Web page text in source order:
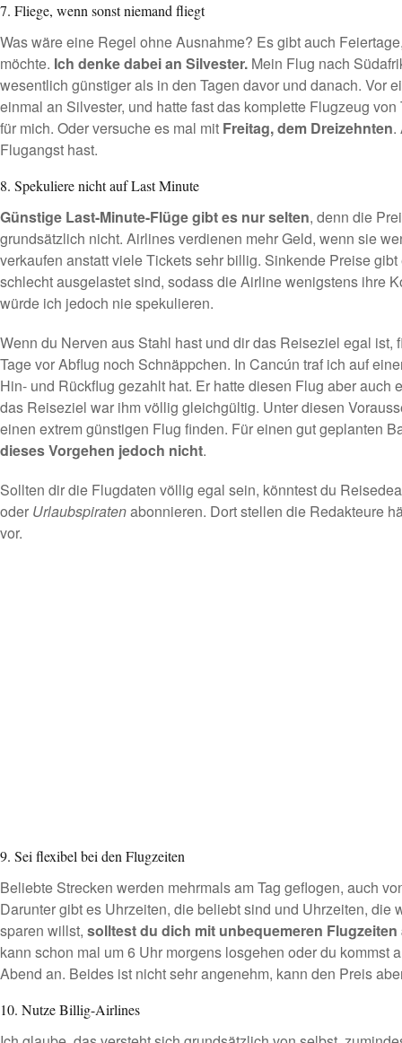
7. Fliege, wenn sonst niemand fliegt
Was wäre eine Regel ohne Ausnahme? Es gibt auch
möchte. Ich denke dabei an Silvester. Mein Flug nach
wesentlich günstiger als in den Tagen davor und danach. Vor
einmal an Silvester, und hatte fast das komplette Flugzeug
für mich. Oder versuche es mal mit Freitag, dem Dreizehnten.
Flugangst hast.
8. Spekuliere nicht auf Last Minute
Günstige Last-Minute-Flüge gibt es nur selten, denn die
grundsätzlich nicht. Airlines verdienen mehr Geld, wenn sie
verkaufen anstatt viele Tickets sehr billig. Sinkende Preise
schlecht ausgelastet sind, sodass die Airline wenigstens ihre
würde ich jedoch nie spekulieren.
Wenn du Nerven aus Stahl hast und dir das Reiseziel egal ist,
Tage vor Abflug noch Schnäppchen. In Cancún traf ich auf
Hin- und Rückflug gezahlt hat. Er hatte diesen Flug aber auch
das Reiseziel war ihm völlig gleichgültig. Unter diesen
einen extrem günstigen Flug finden. Für einen gut geplanten
dieses Vorgehen jedoch nicht.
Sollten dir die Flugdaten völlig egal sein, könntest du
oder Urlaubspiratenabonnieren. Dort stellen die Redakteure
vor.
9. Sei flexibel bei den Flugzeiten
Beliebte Strecken werden mehrmals am Tag geflogen, auch
Darunter gibt es Uhrzeiten, die beliebt sind und Uhrzeiten, die
sparen willst, solltest du dich mit unbequemeren
kann schon mal um 6 Uhr morgens losgehen oder du kommst
Abend an. Beides ist nicht sehr angenehm, kann den Preis
10. Nutze Billig-Airlines